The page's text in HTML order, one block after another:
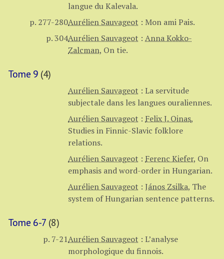
langue du Kalevala.
p. 277-280Aurélien Sauvageot : Mon ami Pais.
p. 304Aurélien Sauvageot : Anna Kokko-
Zalcman, On tie.
Tome 9 (4)
Aurélien Sauvageot : La servitude
subjectale dans les langues ouraliennes.
Aurélien Sauvageot : Felix J. Oinas,
Studies in Finnic-Slavic folklore
relations.
Aurélien Sauvageot : Ferenc Kiefer, On
emphasis and word-order in Hungarian.
Aurélien Sauvageot : János Zsilka, The
system of Hungarian sentence patterns.
Tome 6-7 (8)
p. 7-21Aurélien Sauvageot : L’analyse
morphologique du finnois.